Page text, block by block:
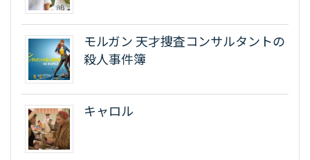
モルガン 天才捜査コンサルタントの
殺人事件簿
キャロル